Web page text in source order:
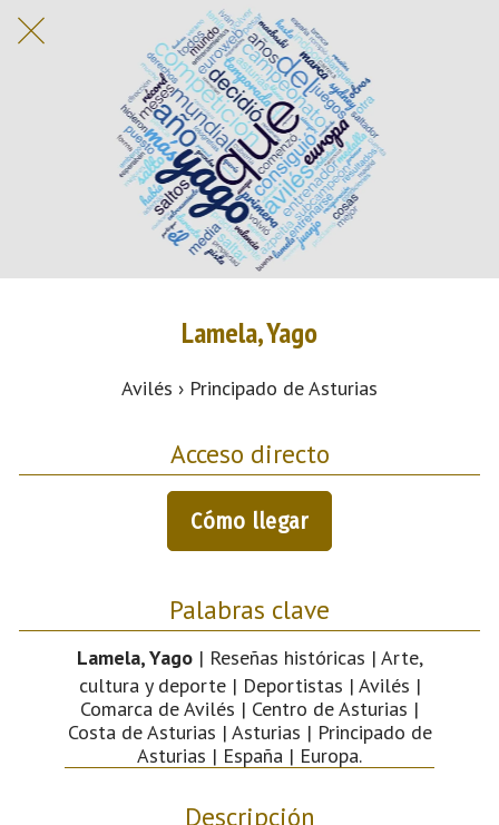
Lamela, Yago
Avilés › Principado de Asturias
Acceso directo
Cómo llegar
Palabras clave
Lamela, Yago| Reseñas históricas | Arte,
cultura y deporte | Deportistas | Avilés |
Comarca de Avilés | Centro de Asturias |
Costa de Asturias | Asturias | Principado de
Asturias | España | Europa.
Descripción